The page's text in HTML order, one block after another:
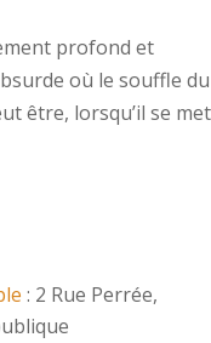
profond et
où le souffle du
être, lorsqu’il se met
: 2 Rue Perrée,